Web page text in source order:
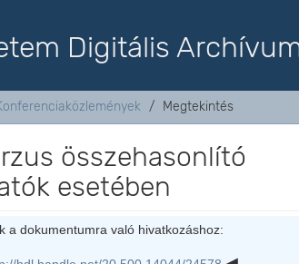
Digitális
Megtekintés
összehasonlító
esetében
a dokumentumra való hivatkozáshoz: